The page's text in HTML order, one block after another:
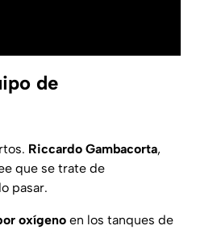
de
Riccardo Gambacorta,
que se trate de
pasar.
oxígeno en los tanques de